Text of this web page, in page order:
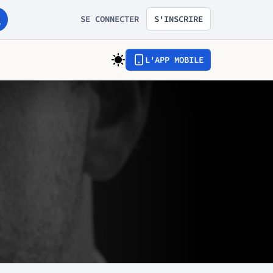
SE CONNECTER S'INSCRIRE
L'APP MOBILE